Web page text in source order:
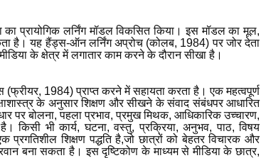
का प्रायोगिक लर्निंग मॉडल विकसित किया। इस मॉडल का मूल,
है। यह हैंड्स-ऑन लर्निंग अप्रोच (कोलब, 1984)पर जोर देता
के क्षेत्र में लगातार काम करने के दौरान सीखा है।
(फ्रीयर, 1984)प्राप्त करने में सहायता करता है। एक महत्वपूर्ण
के अनुसार शिक्षण और सीखने के संवाद संबंधपर आधारित
पर बोलना,पहला प्रभाव,प्रमुख मिथक, आधिकारिक उच्चारण,
किसी भी कार्य,घटना,वस्तु,प्रक्रिया, अनुभव,पाठ,विषय
प्रगतिशील शिक्षण पद्धति है,जो छात्रों को बेहतर विचारक और
बना सकता है। इस दृष्टिकोण के माध्यम से मीडिया के छात्र,